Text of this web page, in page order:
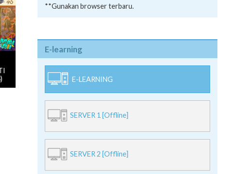
**Gunakan browser terbaru.
E-learning
E-LEARNING
SERVER 1 [Offline]
SERVER 2 [Offline]